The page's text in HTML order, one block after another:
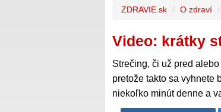
ZDRAVIE.sk O zdraví
Video: krátky
Strečing, či už pred
pretože takto sa vyhnete
niekoľko minút denne a